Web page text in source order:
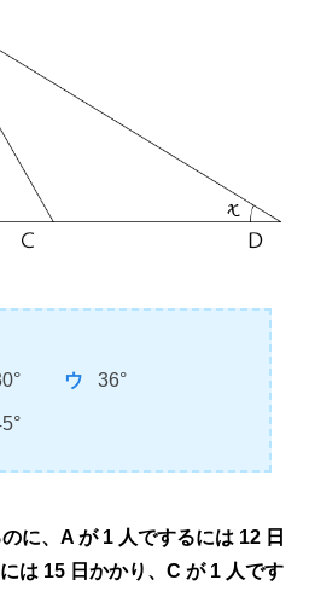
36°
に、A が 1 人でするには 12 日
は 15 日かかり、C が 1 人です